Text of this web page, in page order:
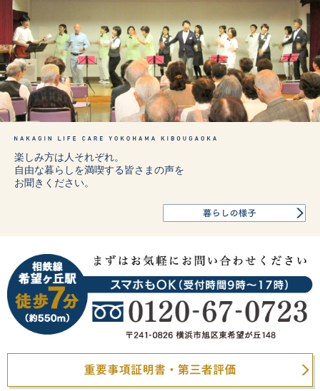
楽しみ方は人それぞれ。
自由な暮らしを満喫する皆さまの声を
お聞きください。